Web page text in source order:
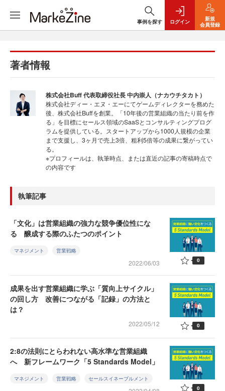
事例を探す ログイン
新規
会員登録
著者情報
株式会社Buff 代表取締役社長 中内崇人（ナカウチタカト）
株式会社ディー・エヌ・エーにてゲームディレクターを務めた
後、株式会社Buffを創業。「10年後の営業組織の当たり前を作
る」を目標にセールス領域のSaaSとコンサルティングプログ
ラムを提供している。スタートアップから1000人規模の企業
まで支援し、3ヶ月で売上3倍、粗利5倍等の成果に繋がってい
る。
※プロフィールは、執筆時点、または直近の記事の寄稿時点で
の内容です
執筆記事
「文化」は営業組織の強力な競争優位性にな
る 醸成する際のふたつのポイント
マネジメント 営業戦略
2022/06/03 0
成果を出す営業組織に学ぶ「質向上サイクル」
の回し方 改善につながる「記録」の方法と
は？
2022/05/12 0
2:8の法則にとらわれない高水準な営業組織
へ 新フレームワーク「5 Standards Model」
マネジメント 営業戦略 セールスイネーブルメント
0